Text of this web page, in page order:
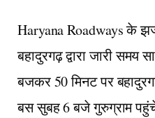
Haryana Roadwaysके
बहादुरगढ़ द्वारा जारी
बजकर 50 मिनट पर
बस सुबह 6 बजे गुरुग्राम